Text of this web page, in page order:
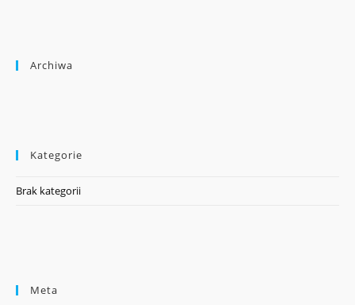
Archiwa
Kategorie
Brak kategorii
Meta